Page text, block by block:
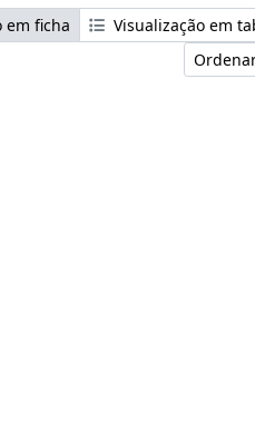
em ficha
Visualização em